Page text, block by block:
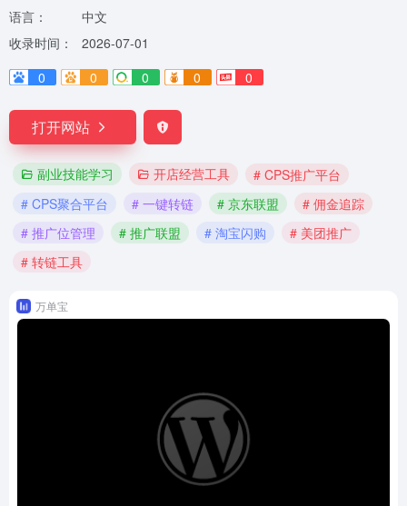
语言：
中文
收录时间：
2026-07-01
0
0 0 0 0
打开网站
副业技能学习 开店经营工具
# CPS推广平台
# CPS聚合平台
# 一键转链 # 京东联盟
# 佣金追踪
# 推广位管理
# 推广联盟 # 淘宝闪购
# 美团推广
# 转链工具
万单宝